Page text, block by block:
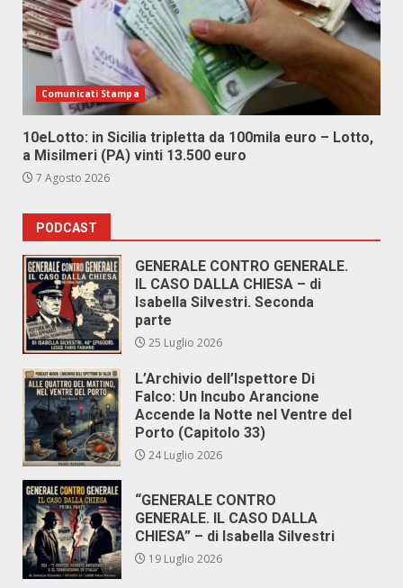
Comunicati Stampa
10eLotto: in Sicilia tripletta da 100mila euro – Lotto,
a Misilmeri (PA) vinti 13.500 euro
7 Agosto 2026
PODCAST
GENERALE CONTRO GENERALE.
IL CASO DALLA CHIESA – di
Isabella Silvestri. Seconda
parte
25 Luglio 2026
L’Archivio dell’Ispettore Di
Falco: Un Incubo Arancione
Accende la Notte nel Ventre del
Porto (Capitolo 33)
24 Luglio 2026
“GENERALE CONTRO
GENERALE. IL CASO DALLA
CHIESA” – di Isabella Silvestri
19 Luglio 2026